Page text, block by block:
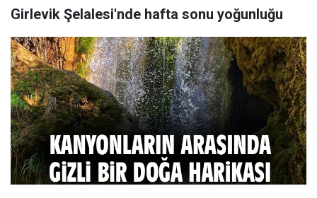
Girlevik Şelalesi'nde hafta sonu yoğunluğu